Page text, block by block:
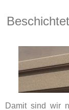
Damit sind wir